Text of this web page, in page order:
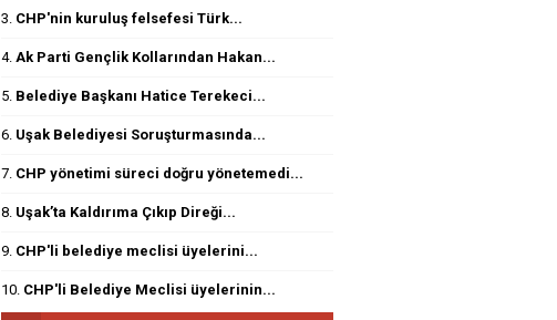
3. CHP'nin kuruluş felsefesi Türk...
4. Ak Parti Gençlik Kollarından Hakan...
5. Belediye Başkanı Hatice Terekeci...
6. Uşak Belediyesi Soruşturmasında...
7. CHP yönetimi süreci doğru yönetemedi...
8. Uşak’ta Kaldırıma Çıkıp Direği...
9. CHP'li belediye meclisi üyelerini...
10. CHP'li Belediye Meclisi üyelerinin...